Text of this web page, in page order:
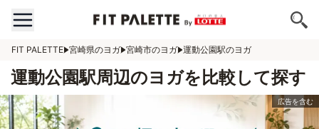
FIT PALETTE 宮崎県のヨガ 宮崎市のヨガ 運動公園駅のヨガ
運動公園駅周辺のヨガを比較して探す